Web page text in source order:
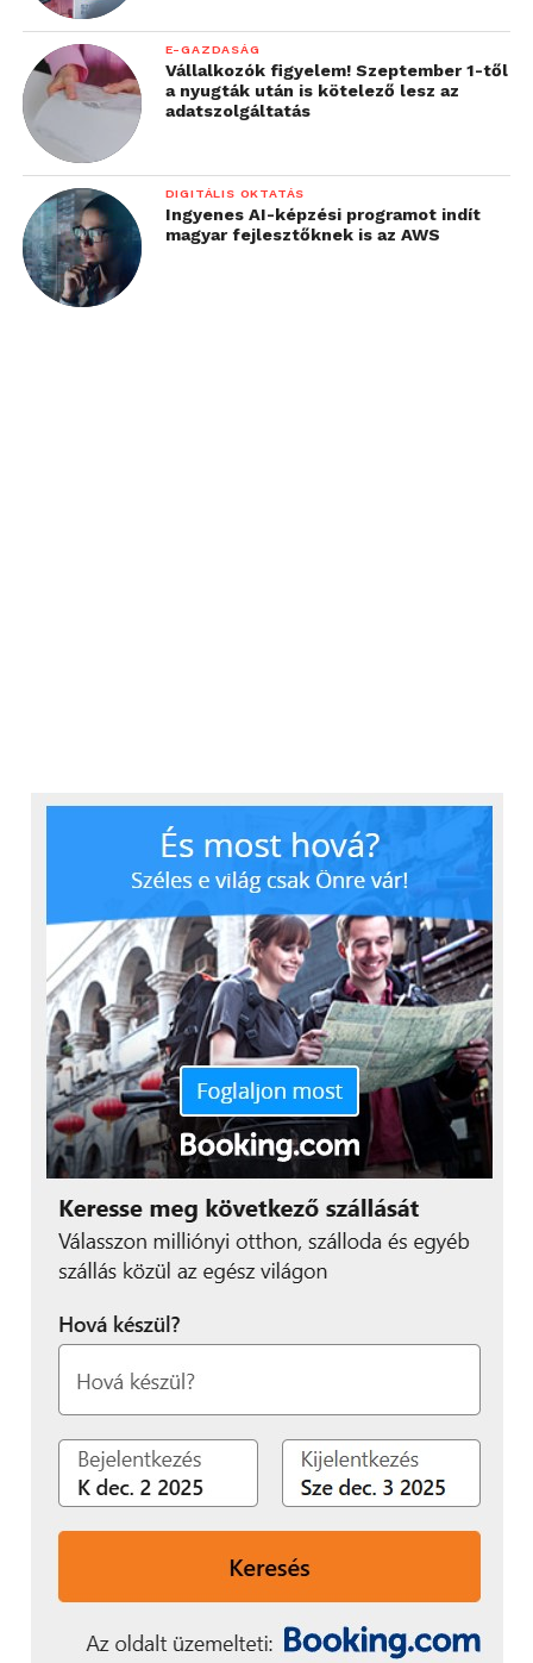
E-GAZDASÁG
Vállalkozók figyelem! Szeptember 1-től
a nyugták után is kötelező lesz az
adatszolgáltatás
DIGITÁLIS OKTATÁS
Ingyenes AI-képzési programot indít
magyar fejlesztőknek is az AWS